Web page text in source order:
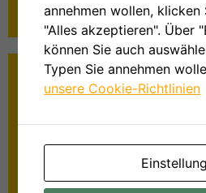
Mehr Infos »
annehmen wollen, klicken
"Alles akzeptieren". Über
können Sie auch
Typen Sie annehmen
unsere Cookie-Richtlinien